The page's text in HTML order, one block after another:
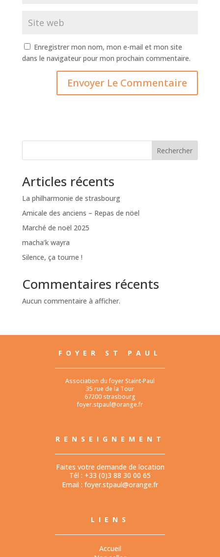
Enregistrer mon nom, mon e-mail et mon site
dans le navigateur pour mon prochain commentaire.
Rechercher
Articles récents
La philharmonie de strasbourg
Amicale des anciens – Repas de nöel
Marché de noël 2025
macha’k wayra
Silence, ça tourne !
Commentaires récents
Aucun commentaire à afficher.
FOYER ST PAUL
Association du foyer Staint-Paul
35 rue de la Tour
67200 strasbourg
foyer.stpaul@orange.fr
RENSEIGNEMENT
Faites votre demande de location
Tél : +33 (0)3 88 30 00 65
Email : foyer.stpaul@orange.fr
LIENS
Accueil